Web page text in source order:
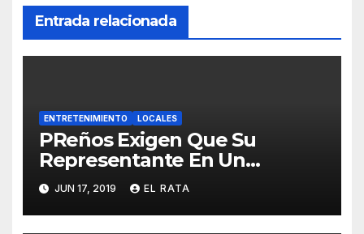
Entrada relacionada
ENTRETENIMIENTO LOCALES
PReños Exigen Que Su
Representante En Un
Concurso Superficial E
Irrelevante Sea «Boricua De
Pura Cepa»
JUN 17, 2019 EL RATA